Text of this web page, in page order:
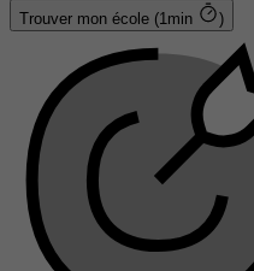
Trouver mon école (1min )